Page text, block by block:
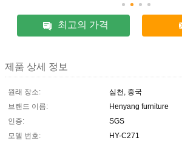
최고의 가격
제품 상세 정보
원래 장소:
심천, 중국
브랜드 이름:
Henyang furniture
인증:
SGS
모델 번호:
HY-C271